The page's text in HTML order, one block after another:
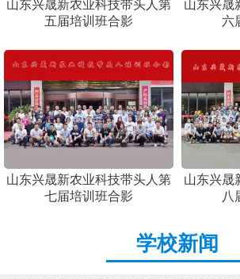
山东兴晟新农业科技带头人第
五届培训班合影
山东兴晟
六
山东兴晟新农业科技带头人第
七届培训班合影
山东兴晟
八
学校新闻